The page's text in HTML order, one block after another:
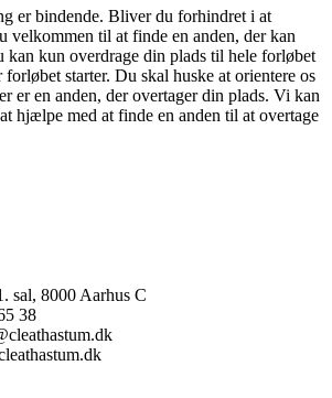
er bindende. Bliver du forhindret i at
velkommen til at finde en anden, der kan
kan kun overdrage din plads til hele forløbet
starter. Du skal huske at orientere os
er en anden, der overtager din plads. Vi kan
hjælpe med at finde en anden til at overtage
sal, 8000 Aarhus C
38